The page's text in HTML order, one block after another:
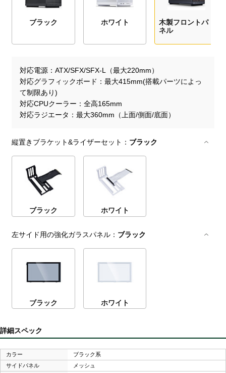
ブラック ホワイト
木製フロントパ
ネル
対応電源
ATX/SFX/SFX-L（最大220mm）
対応グラフィックボード
最大415mm(搭載パーツによっ
て制限あり)
対応CPUクーラー
全高165mm
対応ラジエータ
最大360mm（上面/側面/底面）
縦置きブラケット&ライザーセット： ブラック
ブラック ホワイト
左サイド用の強化ガラスパネル： ブラック
ブラック ホワイト
詳細スペック
カラー
ブラック系
サイドパネル
メッシュ